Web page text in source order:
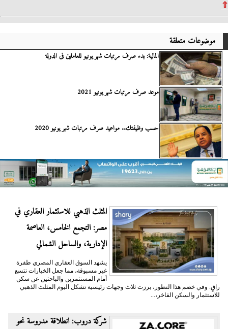
⇧
موضوعات متعلقة
المالية: بدء صرف مرتبات شهر يونيو للعاملين فى الدولة
موعد صرف مرتبات شهر يونيو 2021
حسب وظيفتك.. مواعيد صرف مرتبات شهر يونيو 2020
المثلث الذهبي للاستثمار العقاري في
مصر: التجمع الخامس، العاصمة
الإدارية، والساحل الشمالي
يشهد السوق العقاري المصري طفرة
غير مسبوقة، مما جعل الخيارات تتسع
أمام المستثمرين والباحثين عن سكن
راقٍ. وفي خضم هذا التطور، برزت ثلاث وجهات رئيسية تشكل اليوم المثلث الذهبي
للاستثمار والسكن الفاخر،...
شركة دروب: انطلاقة مدروسة نحو